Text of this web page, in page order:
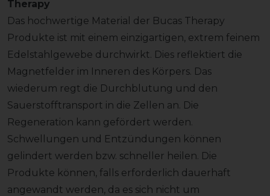
Therapy
Das hochwertige Material der Bucas Therapy
Produkte ist mit einem einzigartigen, extrem feinem
Edelstahlgewebe durchwirkt. Dies reflektiert die
Magnetfelder im Inneren des Körpers. Das
wiederum regt die Durchblutung und den
Sauerstofftransport in die Zellen an. Die
Regeneration kann gefördert werden.
Schwellungen und Entzündungen können
gelindert werden bzw. schneller heilen. Die
Produkte können, falls erforderlich dauerhaft
angewandt werden, da es sich nicht um